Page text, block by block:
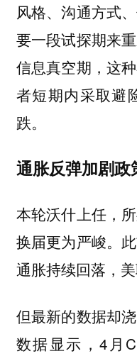
风格、沟通方式
要一段试探期来
信息真空期，这
者短期内采取避
跌。
通胀反弹加剧政
本轮沃什上任，
换届更为严峻。
通胀持续回落，
但最新的数据却
数据显示，4月